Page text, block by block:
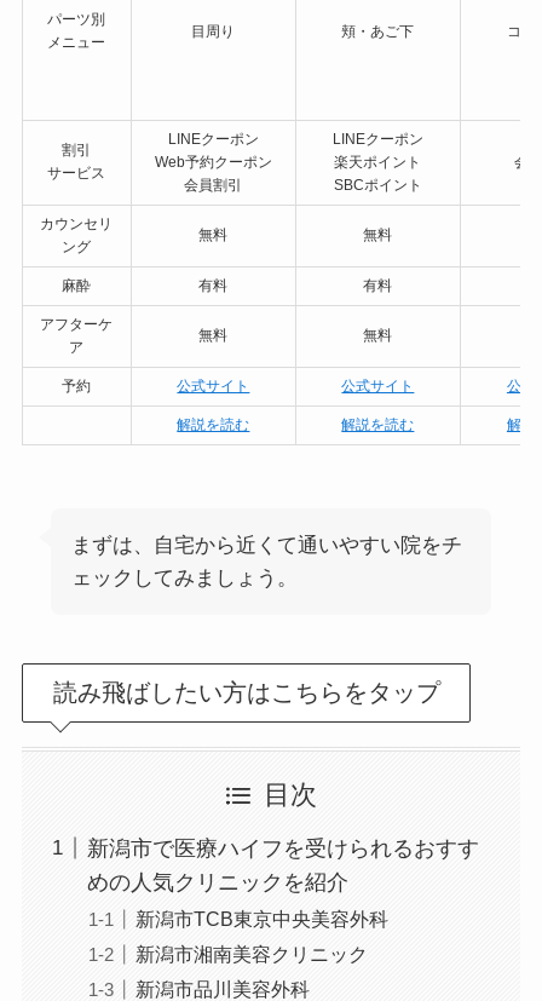
パーツ別
メニュー
目周り 頬・あご下
コメ
割引
サービス
LINEクーポン
Web予約クーポン
会員割引
LINEクーポン
楽天ポイント
SBCポイント
会
カウンセリ
ング
無料 無料
麻酔 有料 有料
アフターケ
ア
無料 無料
予約 公式サイト 公式サイト 公式
解説を読む 解説を読む 解説
まずは、自宅から近くて通いやすい院をチ
ェックしてみましょう。
読み飛ばしたい方はこちらをタップ
目次
新潟市で医療ハイフを受けられるおすす
めの人気クリニックを紹介
新潟市TCB東京中央美容外科
新潟市湘南美容クリニック
新潟市品川美容外科